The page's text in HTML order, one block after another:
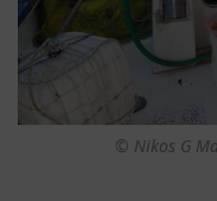
© Nikos G